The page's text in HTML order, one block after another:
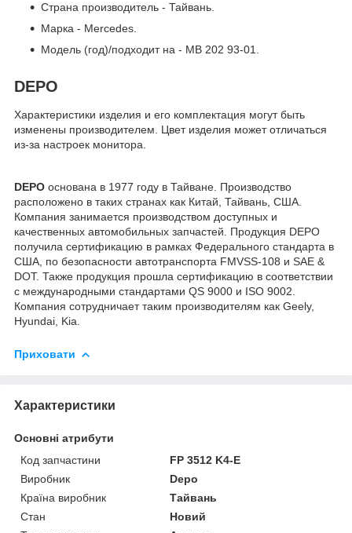
Страна производитель - Тайвань.
Марка - Mercedes.
Модель (год)/подходит на - MB 202 93-01.
DEPO
Характеристики изделия и его комплектация могут быть
изменены производителем. Цвет изделия может отличаться
из-за настроек монитора.
DEPO основана в 1977 году в Тайване. Производство
расположено в таких странах как Китай, Тайвань, США.
Компания занимается производством доступных и
качественных автомобильных запчастей. Продукция DEPO
получила сертификацию в рамках Федерального стандарта в
США, по безопасности автотранспорта FMVSS-108 и SAE &
DOT. Также продукция прошла сертификацию в соответствии
с международными стандартами QS 9000 и ISO 9002.
Компания сотрудничает таким производителям как Geely,
Hyundai, Kia.
Приховати
Характеристики
Основні атрибути
Код запчастини
FP 3512 K4-E
Виробник
Depo
Країна виробник
Тайвань
Стан
Новий